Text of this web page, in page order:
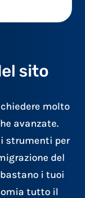
sito
molto
avanzate.
strumenti per
del
i tuoi
tutto il